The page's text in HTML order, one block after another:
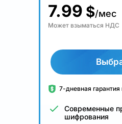
7.99 $/мес
Может взыматься НДС
7-дневная гарантия
Современные
шифрования